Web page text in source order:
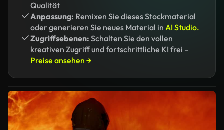
Qualität
Anpassung: Remixen Sie dieses Stockmaterial
oder generieren Sie neues Material in AI Studio.
Zugriffsebenen: Schalten Sie den vollen
kreativen Zugriff und fortschrittliche KI frei –
Preise ansehen →